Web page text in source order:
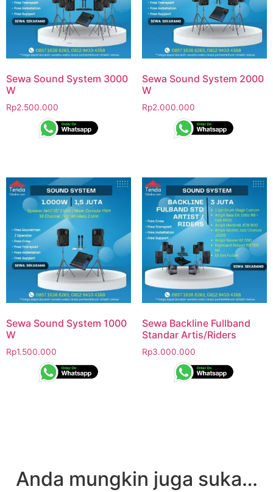
Sewa Sound System 3000
W
Rp2.500.000
Sewa Sound System 2000
W
Rp2.000.000
Sewa Sound System 1000
W
Rp1.500.000
Sewa Backline Fullband
Standar Artis/Riders
Rp3.000.000
Anda mungkin juga suka…